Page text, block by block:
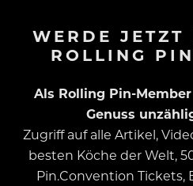
WERDE JETZT
ROLLING
Als Rolling Pin-
Genuss
Zugriff auf alle Artikel,
besten Köche der Welt,
Pin.Convention Tickets,